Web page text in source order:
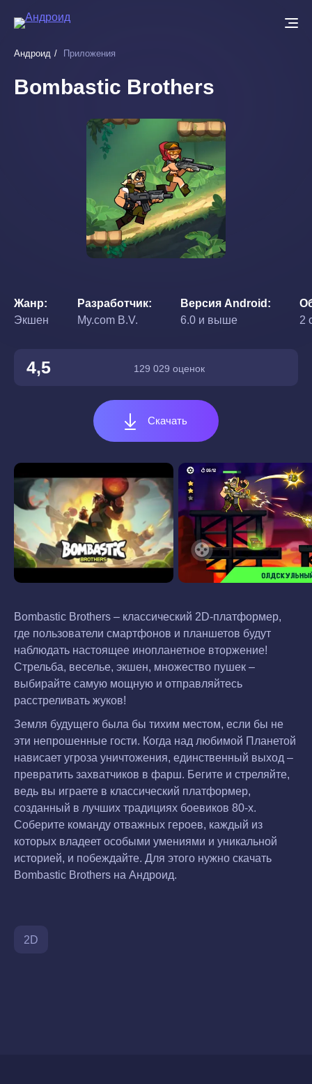
основному
Андроид Приложения
Bombastic Brothers
Жанр
Экшен
Разработчик
My.com B.V.
Версия Android
6.0 и выше
2
4,5 129 029 оценок
Скачать
Bombastic Brothers – классический 2D-платформер,
где пользователи смартфонов и планшетов будут
наблюдать настоящее инопланетное вторжение!
Стрельба, веселье, экшен, множество пушек –
выбирайте самую мощную и отправляйтесь
расстреливать жуков!
Земля будущего была бы тихим местом, если бы не
эти непрошенные гости. Когда над любимой Планетой
нависает угроза уничтожения, единственный выход –
превратить захватчиков в фарш. Бегите и стреляйте,
ведь вы играете в классический платформер,
созданный в лучших традициях боевиков 80-х.
Соберите команду отважных героев, каждый из
которых владеет особыми умениями и уникальной
историей, и побеждайте. Для этого нужно скачать
Bombastic Brothers на Андроид.
2D